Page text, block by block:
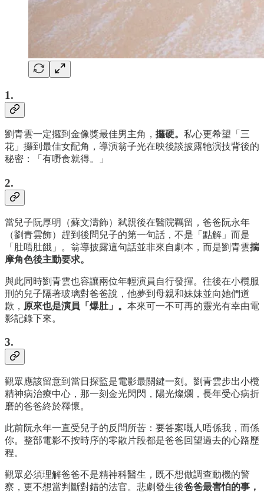
1.
劉青雲一定攞到金像獎最佳男主角， 攞硬。 私心更希望「三
花」攞到最佳女配角，導演翁子光在映後談披露牠演技背後的
秘密：「有嘢食就得。」
2.
當兒子阮厚明（蘇文濤飾）弒親後在醫院羈留，爸爸阮永年
（劉青雲飾）趕到後問兒子的第一句話，不是「點解」而是
「肚唔肚餓」。翁導披露這句話並非來自劇本，而是劉青雲揣
摩角色後主動要求。
與此同時劉青雲也容讓兩位年輕演員自行發揮。往後在小欖服
刑的兒子隔著玻璃對爸爸說，他夢到母親和妹妹並向她們道
歉， 原來也是演員「爆肚」。 本來可一不可再的靈光有幸由電
影記錄下來。
3.
觀眾應該留意到當日探監是電影最關鍵一刻。劉青雲步出小欖
精神病治療中心，那一刻金光閃閃，陽光燦爛，長年受心病折
磨的爸爸終於釋懷。
此前阮永年一直受兒子的反問所苦：要答案嘅人唔係我，而係
你。整部電影不按時序的零散片段都是爸爸回望過去的心路歷
程。
觀眾必須理解爸爸不是精神科醫生，既不想做調查動機的警
察，更不想當判斷對錯的法官。悲劇發生後爸爸最害怕的事，